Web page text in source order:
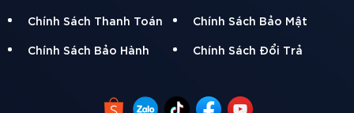
Chính Sách Thanh Toán
Chính Sách Bảo Mật
Chính Sách Bảo Hành
Chính Sách Đổi Trả